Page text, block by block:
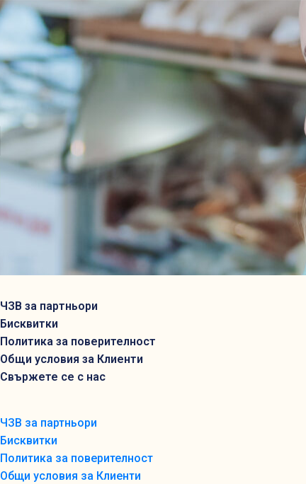
ЧЗВ за партньори
Бисквитки
Политика за поверителност
Общи условия за Клиенти
Свържете се с нас
ЧЗВ за партньори
Бисквитки
Политика за поверителност
Общи условия за Клиенти